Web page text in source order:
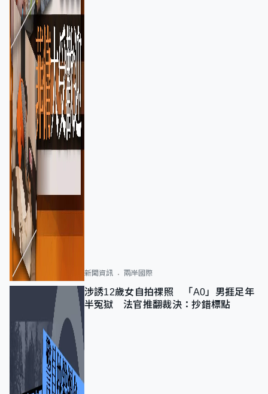
新聞資訊 兩岸國際
涉誘12歲女自拍祼照 「A0」男捱足年
半冤獄 法官推翻裁決：抄錯標點